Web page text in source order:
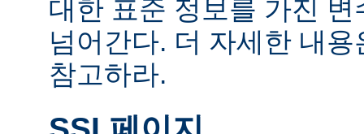
대한 표준 정보를 가진
넘어간다. 더 자세한 내
참고하라.